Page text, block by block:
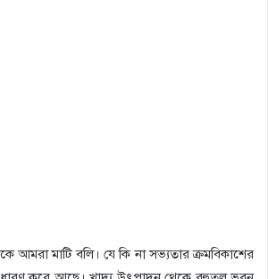
আমরা মাটি বলি। যে কি না সভ্যতার ক্রমবিকাশের